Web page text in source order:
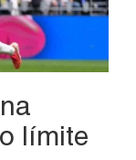
límite